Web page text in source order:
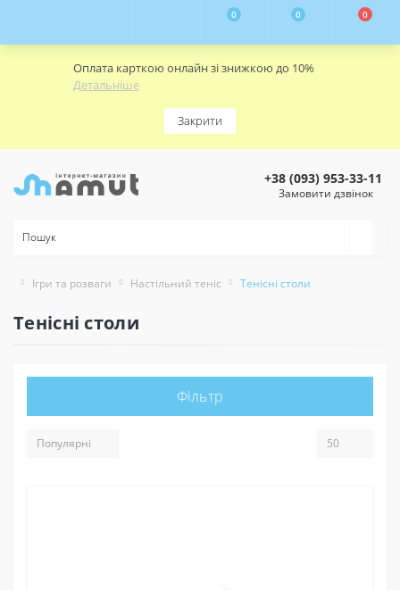
Оплата карткою онлайн зі знижкою до 10%
Детальніше
Закрити
0 0 0
+38 (093) 953-33-11
Замовити дзвінок
Ігри та розваги Настільний теніс Тенісні столи
Тенісні столи
Фільтр